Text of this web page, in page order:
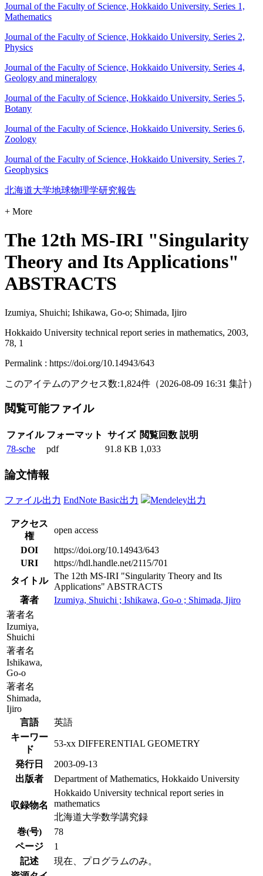
Journal of the Faculty of Science, Hokkaido University. Series 1,
Mathematics
Journal of the Faculty of Science, Hokkaido University. Series 2,
Physics
Journal of the Faculty of Science, Hokkaido University. Series 4,
Geology and mineralogy
Journal of the Faculty of Science, Hokkaido University. Series 5,
Botany
Journal of the Faculty of Science, Hokkaido University. Series 6,
Zoology
Journal of the Faculty of Science, Hokkaido University. Series 7,
Geophysics
北海道大学地球物理学研究報告
+ More
The 12th MS-IRI "Singularity
Theory and Its Applications"
ABSTRACTS
Izumiya, Shuichi; Ishikawa, Go-o; Shimada, Ijiro
Hokkaido University technical report series in mathematics, 2003,
78, 1
Permalink : https://doi.org/10.14943/643
このアイテムのアクセス数:1,824件 （2026-08-09 16:31 集計）
閲覧可能ファイル
ファイル フォーマット サイズ 閲覧回数 説明
78-sche
pdf 91.8 KB 1,033
論文情報
ファイル出力 EndNote Basic出力 Mendeley出力
アクセス
権
open access
DOI
https://doi.org/10.14943/643
URI
https://hdl.handle.net/2115/701
タイトル
The 12th MS-IRI "Singularity Theory and Its
Applications" ABSTRACTS
著者
Izumiya, Shuichi ; Ishikawa, Go-o ; Shimada, Ijiro
著者名
Izumiya,
Shuichi
著者名
Ishikawa,
Go-o
著者名
Shimada,
Ijiro
言語
英語
キーワー
ド
53-xx DIFFERENTIAL GEOMETRY
発行日
2003-09-13
出版者
Department of Mathematics, Hokkaido University
収録物名
Hokkaido University technical report series in
mathematics
北海道大学数学講究録
巻(号)
78
ページ
1
記述
現在、プログラムのみ。